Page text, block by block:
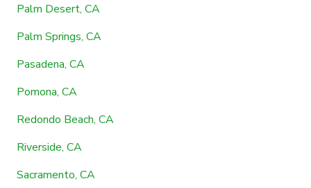
Palm Desert, CA
Palm Springs, CA
Pasadena, CA
Pomona, CA
Redondo Beach, CA
Riverside, CA
Sacramento, CA